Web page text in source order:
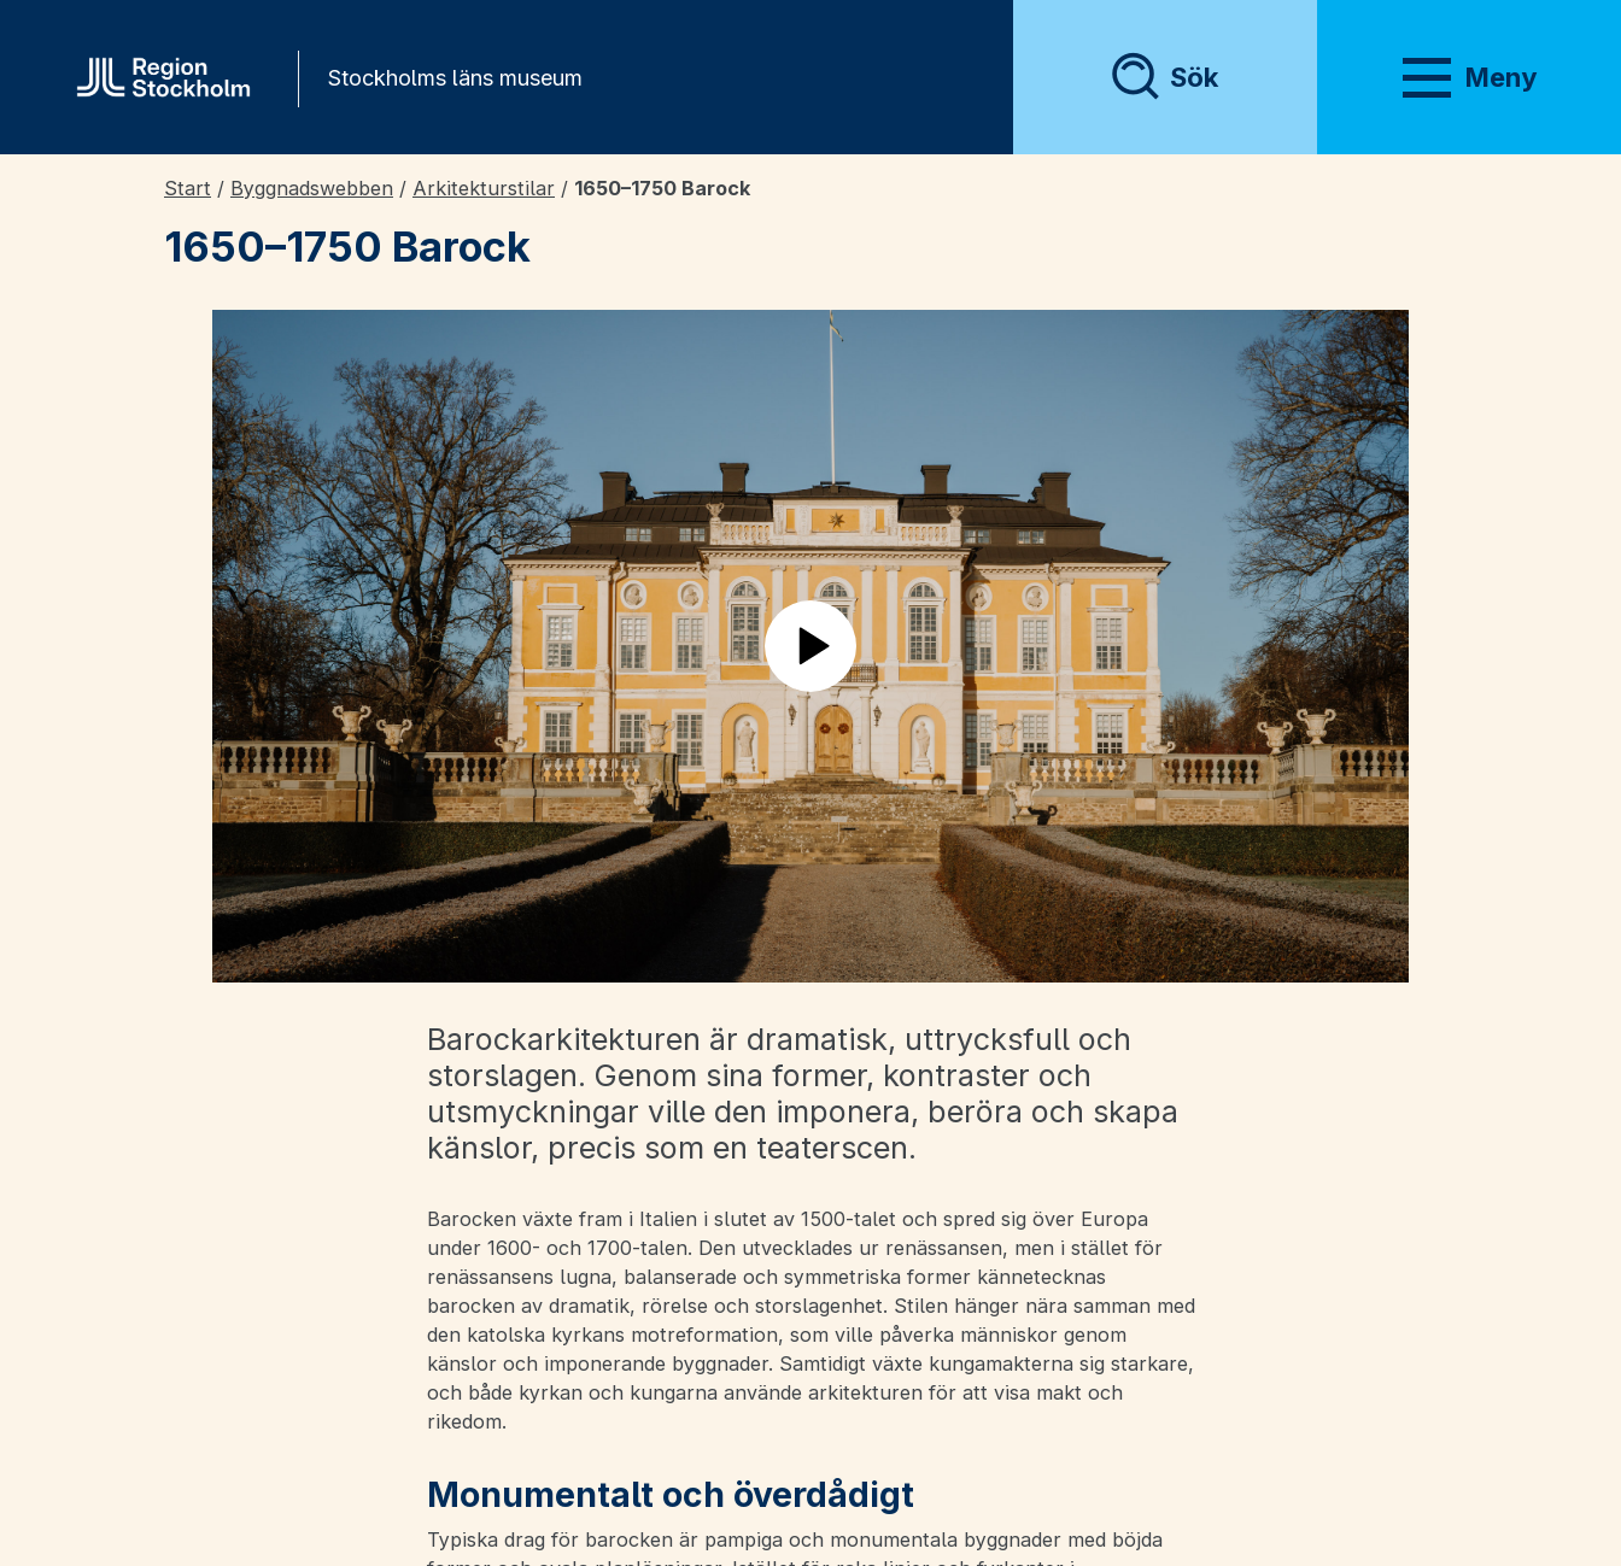
Stockholms läns museum Sök Meny
Visa meny
Start / Byggnadswebben / Arkitekturstilar / 1650–1750 Barock
1650–1750 Barock
Play
Barockarkitekturen är dramatisk, uttrycksfull och
storslagen. Genom sina former, kontraster och
utsmyckningar ville den imponera, beröra och skapa
känslor, precis som en teaterscen.
Barocken växte fram i Italien i slutet av 1500-talet och spred sig över Europa
under 1600- och 1700-talen. Den utvecklades ur renässansen, men i stället för
renässansens lugna, balanserade och symmetriska former kännetecknas
barocken av dramatik, rörelse och storslagenhet. Stilen hänger nära samman med
den katolska kyrkans motreformation, som ville påverka människor genom
känslor och imponerande byggnader. Samtidigt växte kungamakterna sig starkare,
och både kyrkan och kungarna använde arkitekturen för att visa makt och
rikedom.
Monumentalt och överdådigt
Typiska drag för barocken är pampiga och monumentala byggnader med böjda